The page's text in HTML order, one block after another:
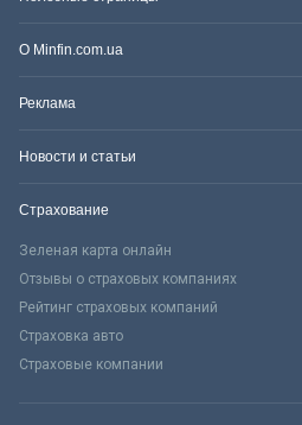
О Minfin.com.ua
Реклама
Новости и статьи
Страхование
Зеленая карта онлайн
Отзывы о страховых компаниях
Рейтинг страховых компаний
Страховка авто
Страховые компании